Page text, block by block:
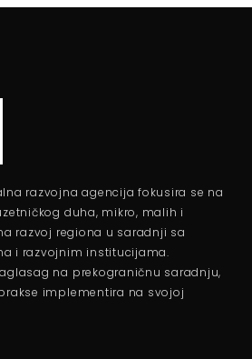
razvojna agencija fokusira se na
duha, mikro, malih i
razvoj regiona u saradnji sa
i razvojnim institucijama.
na prekograničnu saradnju,
implementira na svojoj